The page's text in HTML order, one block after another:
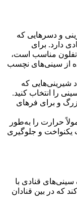
و دسرهایی که
دارد. برای
تفلون مناسب است،
از سینی‌های نچسب
شیرینی‌هایی که
را انتخاب کنید.
و برای فرهای
حرارت را به‌طور
و جلوگیری
سینی‌های قنادی با
که در بین قنادان